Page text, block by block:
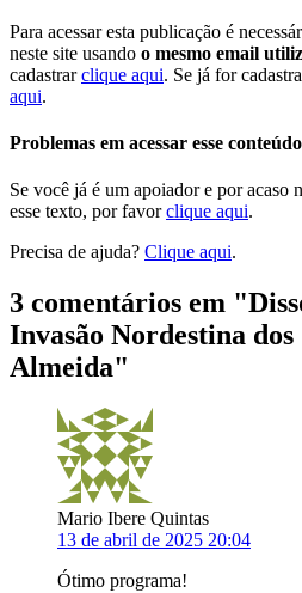
Para acessar esta publicação é
neste site usando o mesmo email
cadastrarclique aqui. Se já for
aqui.
Problemas em acessar esse
Se você já é um apoiador e por acaso
esse texto, por favorclique aqui.
Precisa de ajuda? Clique aqui.
3 comentários em "
Invasão Nordestina
Almeida"
Mario Ibere Quintas
13 de abril de 2025 20:04
Ótimo programa!